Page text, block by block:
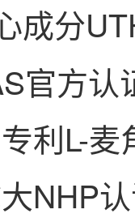
成分
官方
利L-
NHP